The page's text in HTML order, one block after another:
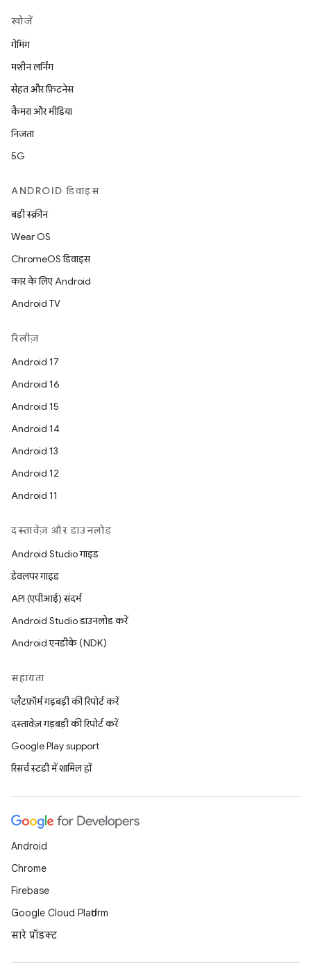
खोजें
गेमिंग
मशीन लर्निंग
सेहत और फ़िटनेस
कैमरा और मीडिया
निजता
5G
ANDROID डिवाइस
बड़ी स्क्रीन
Wear OS
ChromeOS डिवाइस
कार के लिए Android
Android TV
रिलीज़
Android 17
Android 16
Android 15
Android 14
Android 13
Android 12
Android 11
दस्तावेज़ और डाउनलोड
Android Studio गाइड
डेवलपर गाइड
API (एपीआई) संदर्भ
Android Studio डाउनलोड करें
Android एनडीके (NDK)
सहायता
प्लैटफ़ॉर्म गड़बड़ी की रिपोर्ट करें
दस्तावेज़ गड़बड़ी की रिपोर्ट करें
Google Play support
रिसर्च स्टडी में शामिल हों
Android
Chrome
Firebase
Google Cloud Platform
सारे प्रॉडक्ट